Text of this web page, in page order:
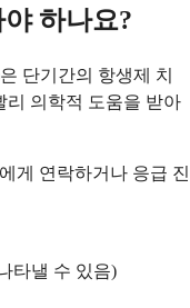
하나요?
단기간의 항생제 치
리 의학적 도움을 받아
게 연락하거나 응급 진
타낼 수 있음)